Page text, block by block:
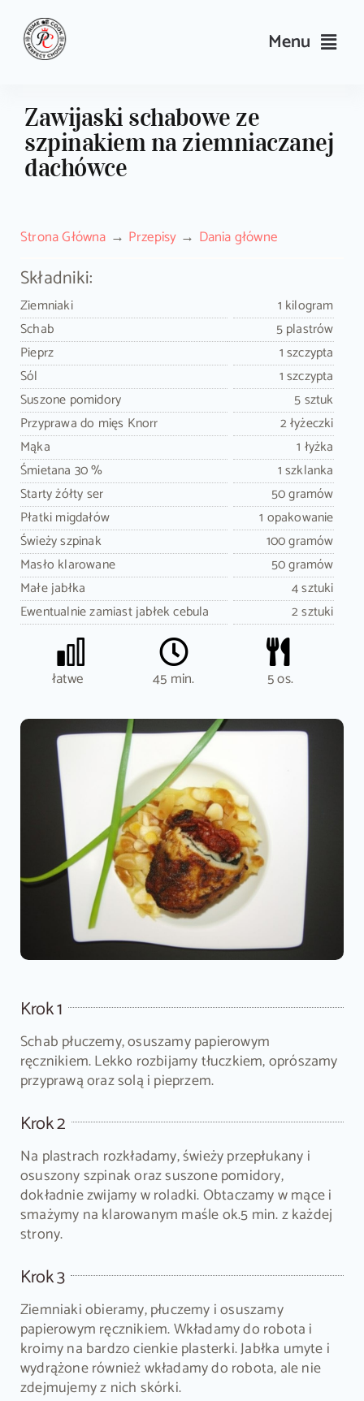
content
Menu
Kulinarne triki i porady
Search
for:
Sklep PrimeCook
Zawijaski schabowe ze
szpinakiem na ziemniaczanej
dachówce
Strona Główna Przepisy Dania główne
Składniki:
Ziemniaki
1 kilogram
Schab
5 plastrów
Pieprz
1 szczypta
Sól
1 szczypta
Suszone pomidory
5 sztuk
Przyprawa do mięs Knorr
2 łyżeczki
Mąka
1 łyżka
Śmietana 30 %
1 szklanka
Starty żółty ser
50 gramów
Płatki migdałów
1 opakowanie
Świeży szpinak
100 gramów
Masło klarowane
50 gramów
Małe jabłka
4 sztuki
Ewentualnie zamiast jabłek cebula
2 sztuki
łatwe 45 min. 5 os.
Krok 1
Schab płuczemy, osuszamy papierowym
ręcznikiem. Lekko rozbijamy tłuczkiem, oprószamy
przyprawą oraz solą i pieprzem.
Krok 2
Na plastrach rozkładamy, świeży przepłukany i
osuszony szpinak oraz suszone pomidory,
dokładnie zwijamy w roladki. Obtaczamy w mące i
smażymy na klarowanym maśle ok.5 min. z każdej
strony.
Krok 3
Ziemniaki obieramy, płuczemy i osuszamy
papierowym ręcznikiem. Wkładamy do robota i
kroimy na bardzo cienkie plasterki. Jabłka umyte i
wydrążone również wkładamy do robota, ale nie
zdejmujemy z nich skórki.